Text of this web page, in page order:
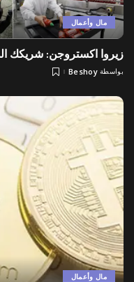
مال وأعمال
زيروا اكستروجن: شريكك
Posted
بواسطة Beshoy
مال وأعمال